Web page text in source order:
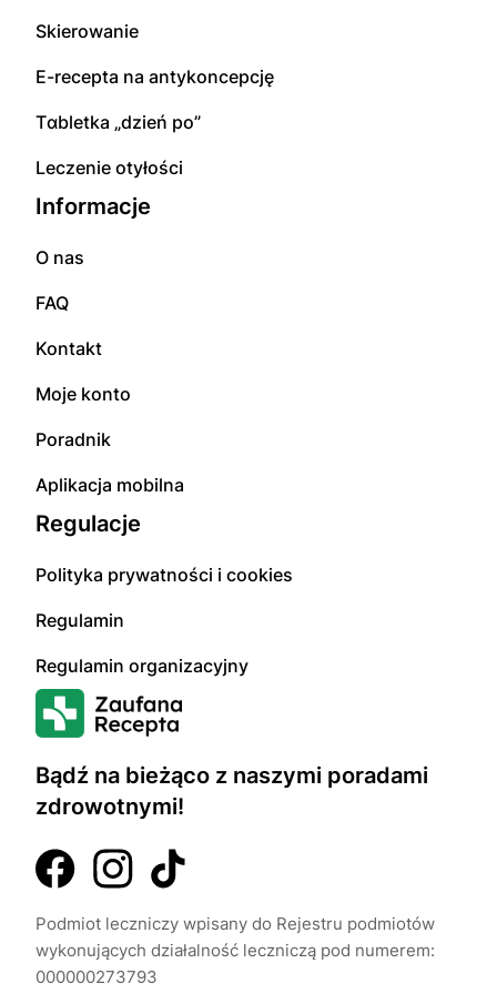
Bądź na bieżąco z naszymi poradami
zdrowotnymi!
Podmiot leczniczy wpisany do Rejestru podmiotów
wykonujących działalność leczniczą pod numerem:
000000273793
Skierowanie
E-rесерta na аntуkоnсерсję
Tɑbletka „dzień po”
Leczenie otyłości
Informacje
O nas
FAQ
Kontakt
Moje konto
Poradnik
Aplikacja mobilna
Regulacje
Polityka prywatności i cookies
Regulamin
Regulamin organizacyjny